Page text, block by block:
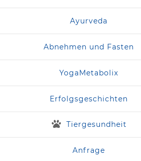
Ayurveda
Abnehmen und Fasten
YogaMetabolix
Erfolgsgeschichten
Tiergesundheit
Anfrage
in7